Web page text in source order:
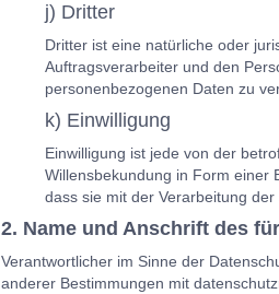
j) Dritter
Dritter ist eine natürliche oder
Auftragsverarbeiter und den
personenbezogenen Daten zu
k) Einwilligung
Einwilligung ist jede von der
Willensbekundung in Form einer
dass sie mit der Verarbeitung
2. Name und Anschrift des
Verantwortlicher im Sinne der
anderer Bestimmungen mit